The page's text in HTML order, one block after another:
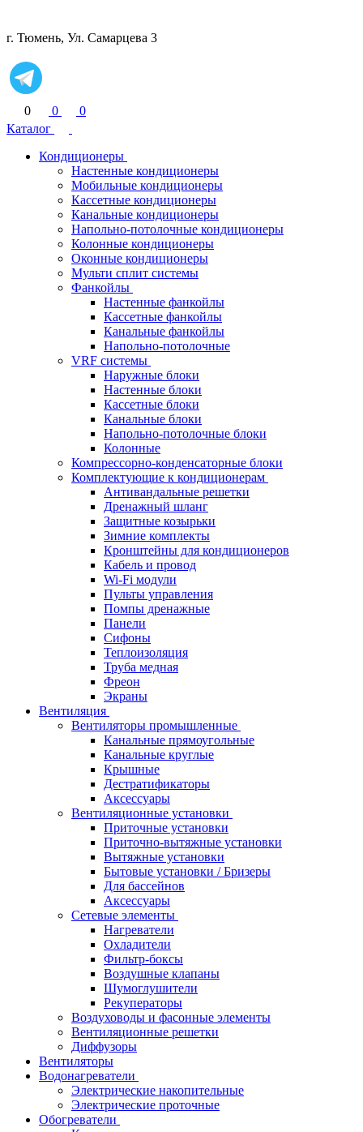
г. Тюмень, Ул. Самарцева 3
0 0
0
Каталог
Кондиционеры
Настенные кондиционеры
Мобильные кондиционеры
Кассетные кондиционеры
Канальные кондиционеры
Напольно-потолочные кондиционеры
Колонные кондиционеры
Оконные кондиционеры
Мульти сплит системы
Фанкойлы
Настенные фанкойлы
Кассетные фанкойлы
Канальные фанкойлы
Напольно-потолочные
VRF системы
Наружные блоки
Настенные блоки
Кассетные блоки
Канальные блоки
Напольно-потолочные блоки
Колонные
Компрессорно-конденсаторные блоки
Комплектующие к кондиционерам
Антивандальные решетки
Дренажный шланг
Защитные козырьки
Зимние комплекты
Кронштейны для кондиционеров
Кабель и провод
Wi-Fi модули
Пульты управления
Помпы дренажные
Панели
Сифоны
Теплоизоляция
Труба медная
Фреон
Экраны
Вентиляция
Вентиляторы промышленные
Канальные прямоугольные
Канальные круглые
Крышные
Дестратификаторы
Аксессуары
Вентиляционные установки
Приточные установки
Приточно-вытяжные установки
Вытяжные установки
Бытовые установки / Бризеры
Для бассейнов
Аксессуары
Сетевые элементы
Нагреватели
Охладители
Фильтр-боксы
Воздушные клапаны
Шумоглушители
Рекуператоры
Воздуховоды и фасонные элементы
Вентиляционные решетки
Диффузоры
Вентиляторы
Водонагреватели
Электрические накопительные
Электрические проточные
Обогреватели